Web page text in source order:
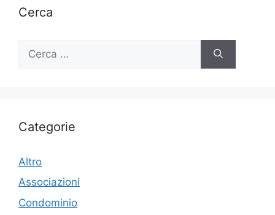
Cerca
per:
Categorie
Altro
Associazioni
Condominio